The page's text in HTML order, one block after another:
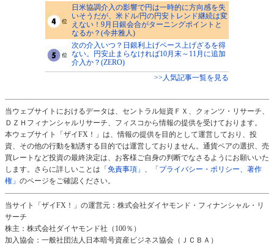
日米協調介入の影響で円は一時的に方向感を失
いそうだが、米ドル/円の円安トレンド継続は変
えない！9月日銀会合がターニングポイントと
なるか？(今井雅人)
次の介入いつ？日銀利上げペース上げざるを得
ない。円安止まらなければ10月末～11月に追加
介入か？(ZERO)
>>人気記事一覧を見る
当ウェブサイトにおけるデータは、セントラル短資ＦＸ、クォンツ・リサーチ、
ＤＺＨフィナンシャルリサーチ、フィスコから情報の提供を受けております。
本ウェブサイト「ザイFX！」は、情報の提供を目的として運営しており、投
資、その他の行動を勧誘する目的では運営しておりません。通貨ペアの選択、売
買レートなど投資の最終決定は、お客様ご自身の判断でなさるようにお願いいた
します。さらに詳しいことは 「免責事項」 、
「プライバシー・ポリシー、著作
権」 のページをご確認ください。
当サイト「ザイFX！」の運営元：株式会社ダイヤモンド・フィナンシャル・リ
サーチ
株主：株式会社ダイヤモンド社（100％）
加入協会：一般社団法人日本暗号資産ビジネス協会（ＪＣＢＡ）